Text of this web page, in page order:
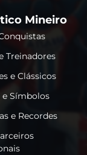
Mineiro
Treinadores
e Clássicos
e Símbolos
e Recordes